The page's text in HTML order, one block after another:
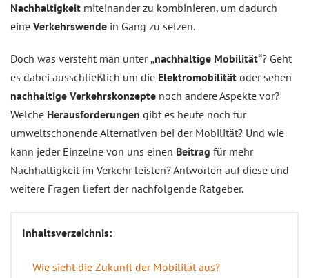
Nachhaltigkeit miteinander zu kombinieren, um dadurch
eine Verkehrswende in Gang zu setzen.
Doch was versteht man unter„nachhaltige Mobilität“? Geht
es dabei ausschließlich um die Elektromobilität oder sehen
nachhaltige Verkehrskonzepte noch andere Aspekte vor?
Welche Herausforderungen gibt es heute noch für
umweltschonende Alternativen bei der Mobilität? Und wie
kann jeder Einzelne von uns einen Beitrag für mehr
Nachhaltigkeit im Verkehr leisten? Antworten auf diese und
weitere Fragen liefert der nachfolgende Ratgeber.
Inhaltsverzeichnis:
Wie sieht die Zukunft der Mobilität aus?